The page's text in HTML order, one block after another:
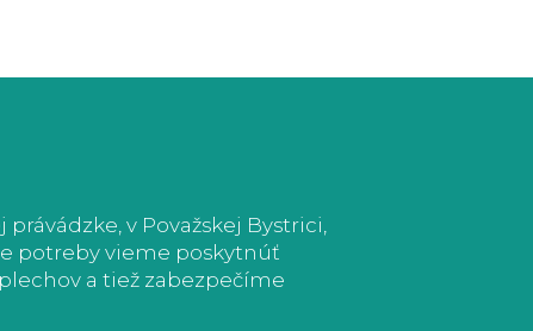
v Považskej Bystrici,
potreby vieme poskytnúť
a tiež zabezpečíme